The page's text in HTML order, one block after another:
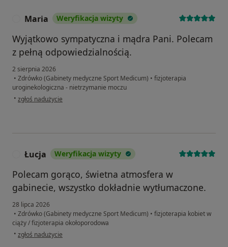
Maria Weryfikacja wizyty
Wyjątkowo sympatyczna i mądra Pani. Polecam
z pełną odpowiedzialnością.
2 sierpnia 2026
• Zdrówko (Gabinety medyczne Sport Medicum) • fizjoterapia
uroginekologiczna - nietrzymanie moczu
• w opinii użytkownika Maria
zgłoś nadużycie
Łucja Weryfikacja wizyty
Polecam gorąco, świetna atmosfera w
gabinecie, wszystko dokładnie wytłumaczone.
28 lipca 2026
• Zdrówko (Gabinety medyczne Sport Medicum) • fizjoterapia kobiet w
ciąży / fizjoterapia okołoporodowa
• w opinii użytkownika Łucja
zgłoś nadużycie